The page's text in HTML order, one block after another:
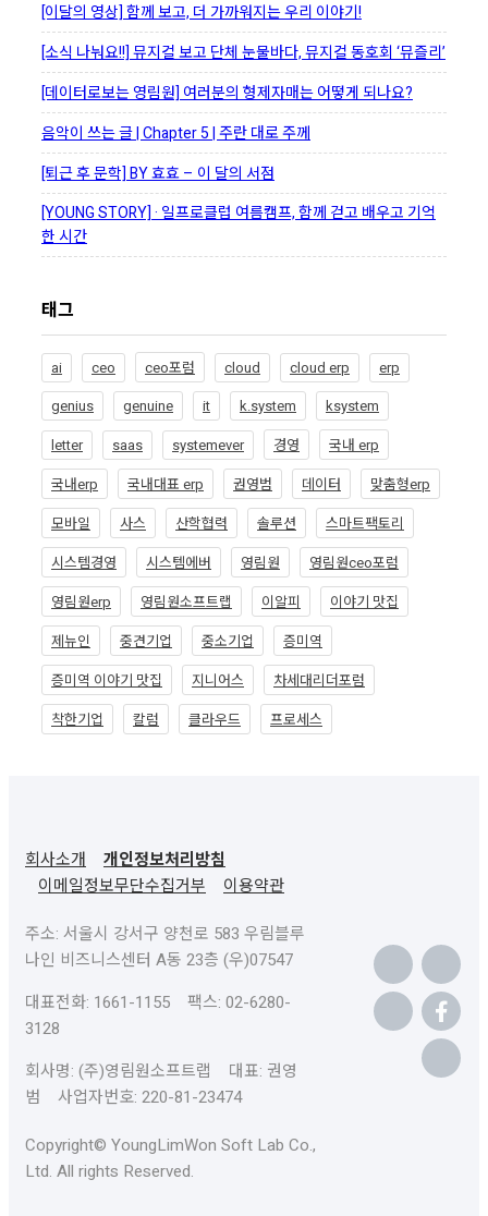
[이달의 영상] 함께 보고, 더 가까워지는 우리 이야기!
[소식 나눠요!!] 뮤지컬 보고 단체 눈물바다, 뮤지컬 동호회 ‘뮤즐리’
[데이터로보는 영림원] 여러분의 형제자매는 어떻게 되나요?
음악이 쓰는 글 | Chapter 5 | 주란 대로 주께
[퇴근 후 문학] BY 효효 – 이 달의 서점
[YOUNG STORY] · 일프로클럽 여름캠프, 함께 걷고 배우고 기억
한 시간
태그
ai ceo ceo포럼 cloud cloud erp
erp
genius
genuine it k.system
ksystem
letter
saas systemever 경영
국내 erp
국내erp
국내대표 erp 권영범 데이터
맞춤형erp
모바일
사스 산학협력 솔루션
스마트팩토리
시스템경영
시스템에버 영림원
영림원ceo포럼
영림원erp
영림원소프트랩 이알피
이야기 맛집
제뉴인
중견기업 중소기업
증미역
증미역 이야기 맛집
지니어스
차세대리더포럼
착한기업
칼럼 클라우드 프로세스
회사소개
개인정보처리방침
이메일정보무단수집거부
이용약관
주소: 서울시 강서구 양천로 583 우림블루
나인 비즈니스센터 A동 23층 (우)07547
대표전화: 1661-1155 팩스: 02-6280-
3128
회사명: (주)영림원소프트랩 대표: 권영
범 사업자번호: 220-81-23474
Copyright© YoungLimWon Soft Lab Co.,
Ltd. All rights Reserved.